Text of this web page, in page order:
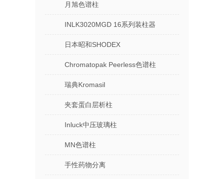
月旭色谱柱
INLK3020MGD 16系列装柱器
日本昭和SHODEX
Chromatopak Peerless色谱柱
瑞典Kromasil
夹套蛋白层析柱
Inluck中压玻璃柱
MN色谱柱
手性药物分离